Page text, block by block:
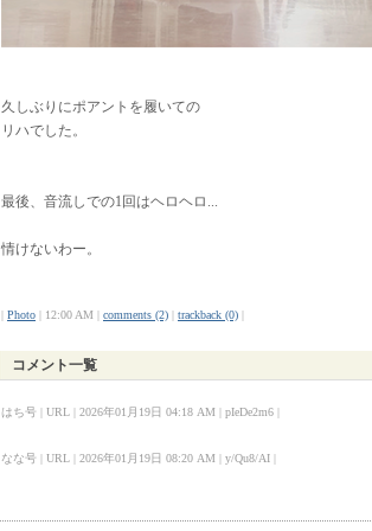
久しぶりにポアントを履いての
リハでした。
最後、音流しでの1回はヘロヘロ...
情けないわー。
| Photo | 12:00 AM | comments (2) | trackback (0) |
コメント一覧
はち号 | URL | 2026年01月19日 04:18 AM | pIeDe2m6 |
なな号 | URL | 2026年01月19日 08:20 AM | y/Qu8/AI |